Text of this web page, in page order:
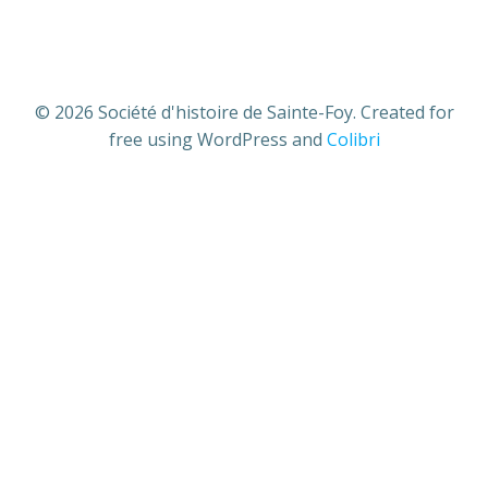
© 2026 Société d'histoire de Sainte-Foy. Created for
free using WordPress and Colibri